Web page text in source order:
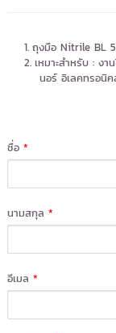
ถุงมือ Nitrile BL
เหมาะสำหรับ : ง
นอร์ อิเลคทรอนิ
ชื่อ*
นามสกุล*
อีเมล*